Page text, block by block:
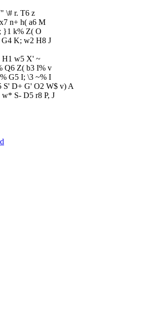
\# r. T6 z
n+ h( a6 M
}1 k% Z( O
K; w2 H8 J
H1 w5 X' ~
Q6 Z( b3 I% v
G5 I; \3 ~% I
S' D+ G' O2 W$ v) A
S- D5 r8 P, J